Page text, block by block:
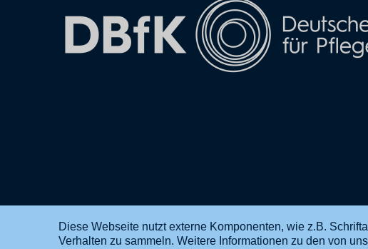
Diese Webseite nutzt externe Komponenten, wie z.B.
Verhalten zu sammeln. Weitere Informationen zu den von